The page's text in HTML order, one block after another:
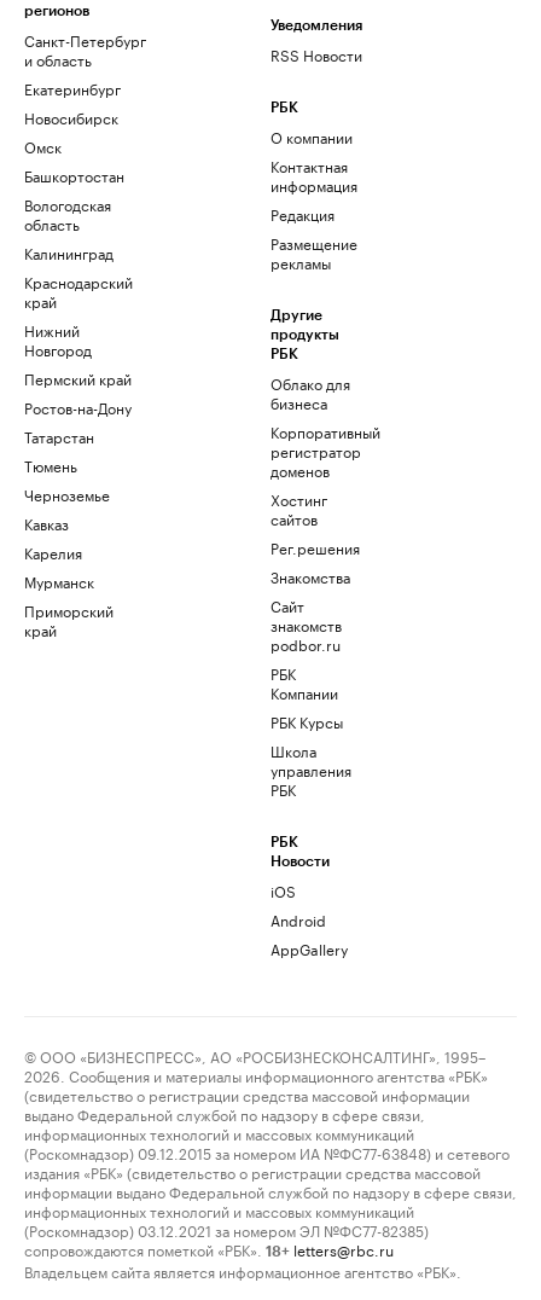
регионов
Санкт-Петербург
и область
Екатеринбург
Новосибирск
Омск
Башкортостан
Вологодская
область
Калининград
Краснодарский
край
Нижний
Новгород
Пермский край
Ростов-на-Дону
Татарстан
Тюмень
Черноземье
Кавказ
Карелия
Мурманск
Приморский
край
Уведомления
RSS Новости
РБК
О компании
Контактная
информация
Редакция
Размещение
рекламы
Другие
продукты
РБК
Облако для
бизнеса
Корпоративный
регистратор
доменов
Хостинг
сайтов
Рег.решения
Знакомства
Сайт
знакомств
podbor.ru
РБК
Компании
РБК Курсы
Школа
управления
РБК
РБК
Новости
iOS
Android
AppGallery
© ООО «БИЗНЕСПРЕСС», АО «РОСБИЗНЕСКОНСАЛТИНГ», 1995–
2026. Сообщения и материалы информационного агентства «РБК»
(свидетельство о регистрации средства массовой информации
выдано Федеральной службой по надзору в сфере связи,
информационных технологий и массовых коммуникаций
(Роскомнадзор) 09.12.2015 за номером ИА №ФС77-63848) и сетевого
издания «РБК» (свидетельство о регистрации средства массовой
информации выдано Федеральной службой по надзору в сфере связи,
информационных технологий и массовых коммуникаций
(Роскомнадзор) 03.12.2021 за номером ЭЛ №ФС77-82385)
сопровождаются пометкой «РБК».
18+ letters@rbc.ru
Владельцем сайта является информационное агентство «РБК».